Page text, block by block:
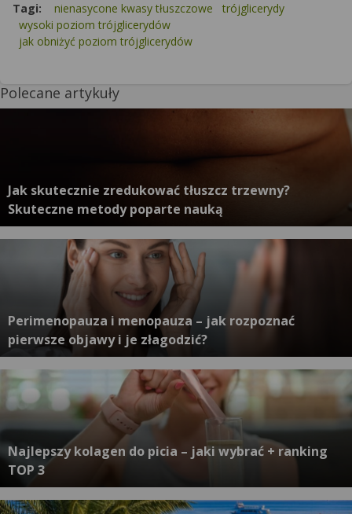
Tagi:
nienasycone kwasy tłuszczowe
trójglicerydy
wysoki poziom trójglicerydów
jak obniżyć poziom trójglicerydów
Polecane artykuły
Jak skutecznie zredukować tłuszcz trzewny?
Skuteczne metody poparte nauką
Perimenopauza i menopauza – jak rozpoznać
pierwsze objawy i je złagodzić?
Najlepszy kolagen do picia – jaki wybrać + ranking
TOP 3